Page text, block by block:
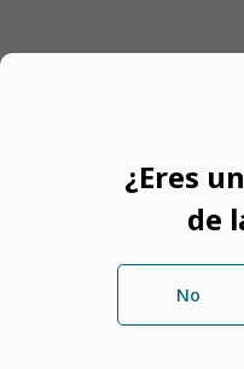
Redes Sociales
¿Eres
de
No